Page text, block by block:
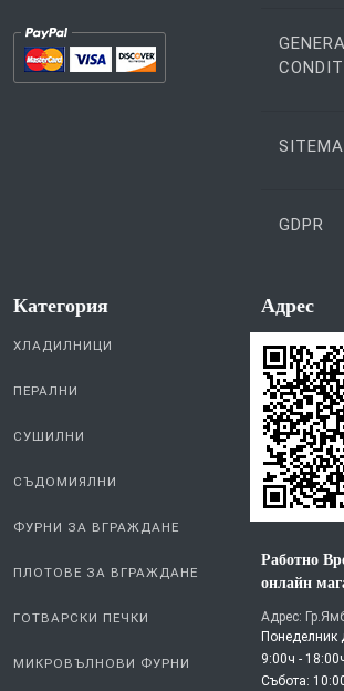
GDPR
Категория
ХЛАДИЛНИЦИ
ПЕРАЛНИ
СУШИЛНИ
СЪДОМИЯЛНИ
ФУРНИ ЗА ВГРАЖДАНЕ
ПЛОТОВЕ ЗА ВГРАЖДАНЕ
ГОТВАРСКИ ПЕЧКИ
МИКРОВЪЛНОВИ ФУРНИ
Aдрес
Работно
онлайн
Адрес:
Понеделник
9:00ч -
Събота: